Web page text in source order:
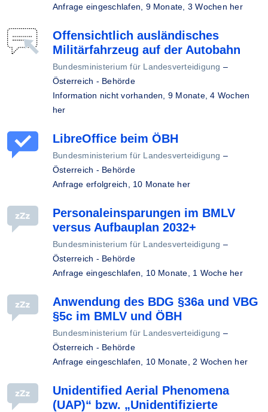
Anfrage eingeschlafen, 9 Monate, 3 Wochen her
Offensichtlich ausländisches
Militärfahrzeug auf der Autobahn
Bundesministerium für Landesverteidigung –
Österreich - Behörde
Information nicht vorhanden, 9 Monate, 4 Wochen
her
LibreOffice beim ÖBH
Bundesministerium für Landesverteidigung –
Österreich - Behörde
Anfrage erfolgreich, 10 Monate her
Personaleinsparungen im BMLV
versus Aufbauplan 2032+
Bundesministerium für Landesverteidigung –
Österreich - Behörde
Anfrage eingeschlafen, 10 Monate, 1 Woche her
Anwendung des BDG §36a und VBG
§5c im BMLV und ÖBH
Bundesministerium für Landesverteidigung –
Österreich - Behörde
Anfrage eingeschlafen, 10 Monate, 2 Wochen her
Unidentified Aerial Phenomena
(UAP)“ bzw. „Unidentifizierte